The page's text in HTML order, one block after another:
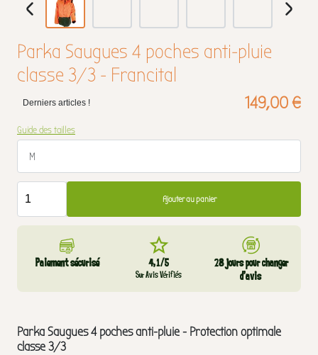
Parka Saugues 4 poches anti-pluie
classe 3/3 - Francital
Derniers articles ! 149,00 €
Guide des tailles
M
Ajouter au panier
Paiement sécurisé 4,1/5
Sur Avis Vérifiés
28 jours pour changer
d’avis
Parka Saugues 4 poches anti-pluie - Protection optimale
classe 3/3